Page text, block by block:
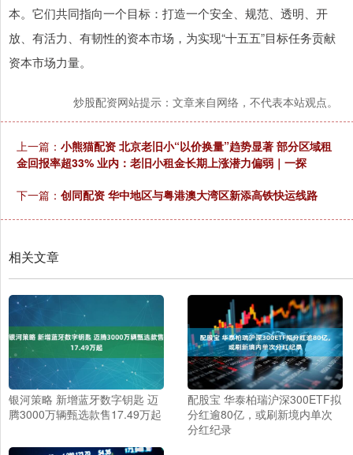
本。它们共同指向一个目标：打造一个安全、规范、透明、开
放、有活力、有韧性的资本市场，为实现“十五五”目标任务贡献
资本市场力量。
炒股配资网站提示：文章来自网络，不代表本站观点。
上一篇： 小熊猫配资 北京老旧小“以价换量”趋势显著 部分区域租
金回报率超33% 业内：老旧小租金长期上涨潜力偏弱｜一探
下一篇： 创同配资 华中地区与粤港澳大湾区新添高铁快运线路
相关文章
银河策略 新增蓝牙数字钥匙 迈
腾3000万辆甄选款售17.49万起
配股宝 华泰柏瑞沪深300ETF拟
分红逾80亿，或刷新境内单次
分红纪录